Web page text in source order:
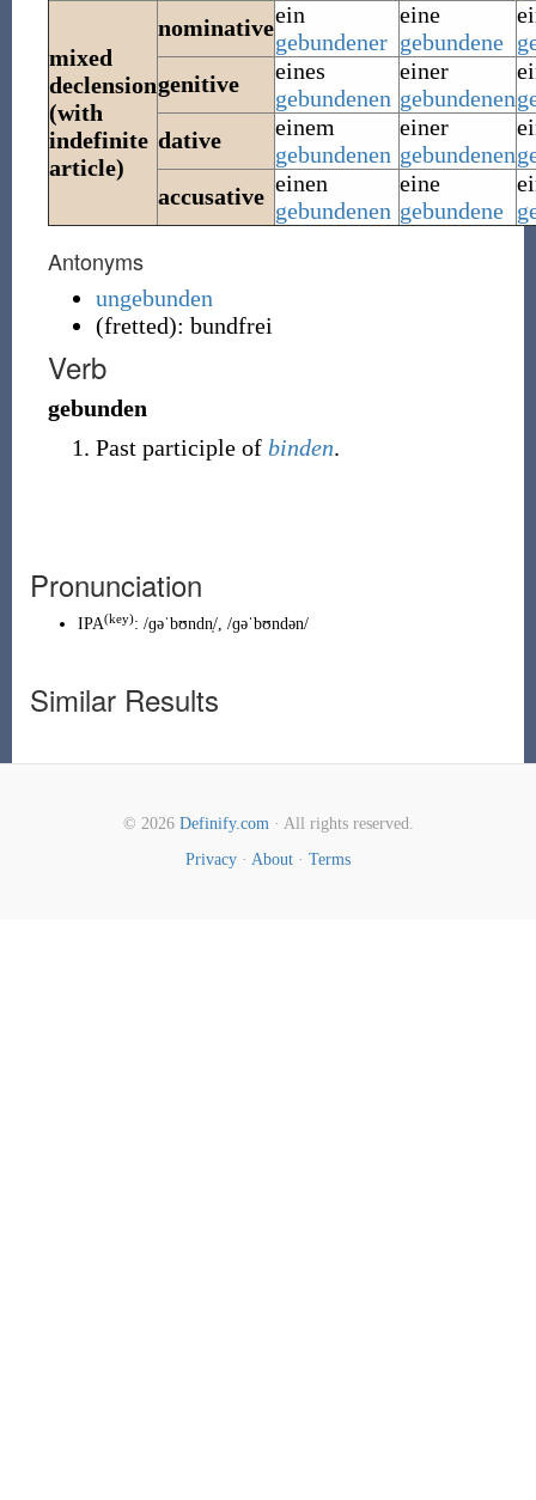
mixed
declension
(with
indefinite
article)
nominativeein
gebundener
eine
gebundene
genitive
eines
gebundenen
einer
gebundenen
dative
einem
gebundenen
einer
gebundenen
accusative einen
gebundenen
eine
gebundene
Antonyms
ungebunden
(fretted): bundfrei
Verb
gebunden
Past participle of binden.
Pronunciation
IPA(key): /ɡəˈbʊndn̩/, /ɡəˈbʊndən/
Similar Results
© 2026 Definify.com· All rights reserved.
Privacy · About · Terms